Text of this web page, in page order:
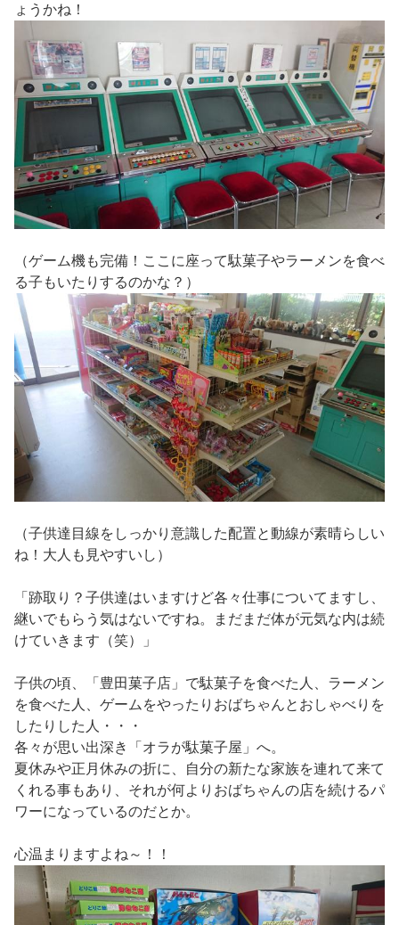
ょうかね！
（ゲーム機も完備！ここに座って駄菓子やラーメンを食べ
る子もいたりするのかな？）
（子供達目線をしっかり意識した配置と動線が素晴らしい
ね！大人も見やすいし）
「跡取り？子供達はいますけど各々仕事についてますし、
継いでもらう気はないですね。まだまだ体が元気な内は続
けていきます（笑）」
子供の頃、「豊田菓子店」で駄菓子を食べた人、ラーメン
を食べた人、ゲームをやったりおばちゃんとおしゃべりを
したりした人・・・
各々が思い出深き「オラが駄菓子屋」へ。
夏休みや正月休みの折に、自分の新たな家族を連れて来て
くれる事もあり、それが何よりおばちゃんの店を続けるパ
ワーになっているのだとか。
心温まりますよね～！！